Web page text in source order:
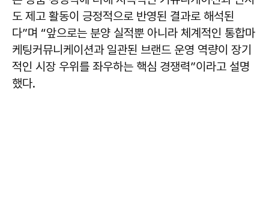
도 제고 활동이 긍정적으로 반영된 결과로 해석된
다”며 “앞으로는 분양 실적뿐 아니라 체계적인 통합마
케팅커뮤니케이션과 일관된 브랜드 운영 역량이 장기
적인 시장 우위를 좌우하는 핵심 경쟁력”이라고 설명
했다.